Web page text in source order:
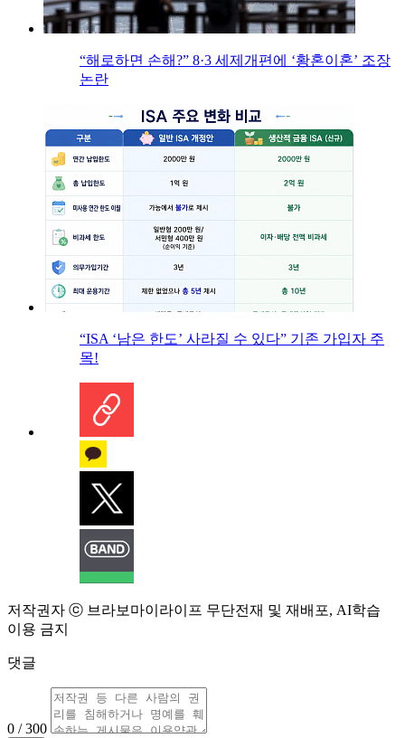
“해로하면 손해?” 8·3 세제개편에 ‘황혼이혼’ 조장
논란
“ISA ‘남은 한도’ 사라질 수 있다” 기존 가입자 주
목!
저작권자 ⓒ 브라보마이라이프 무단전재 및 재배포, AI학습
이용 금지
댓글
0 / 300